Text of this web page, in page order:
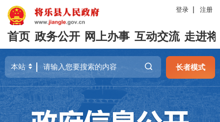
登录 注册
首页 政务公开 网上办事 互动交流 走进
长者模式